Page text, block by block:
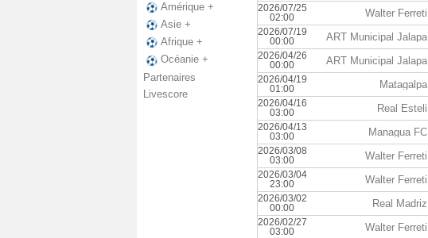
Amérique +
Asie +
Afrique +
Océanie +
Partenaires
Livescore
2026/07/25
02:00
Walter Ferreti
2026/07/19
00:00
ART Municipal Jalapa
2026/04/26
00:00
ART Municipal Jalapa
2026/04/19
01:00
Matagalpa
2026/04/16
03:00
Real Esteli
2026/04/13
03:00
Managua FC
2026/03/08
03:00
Walter Ferreti
2026/03/04
23:00
Walter Ferreti
2026/03/02
00:00
Real Madriz
2026/02/27
03:00
Walter Ferreti